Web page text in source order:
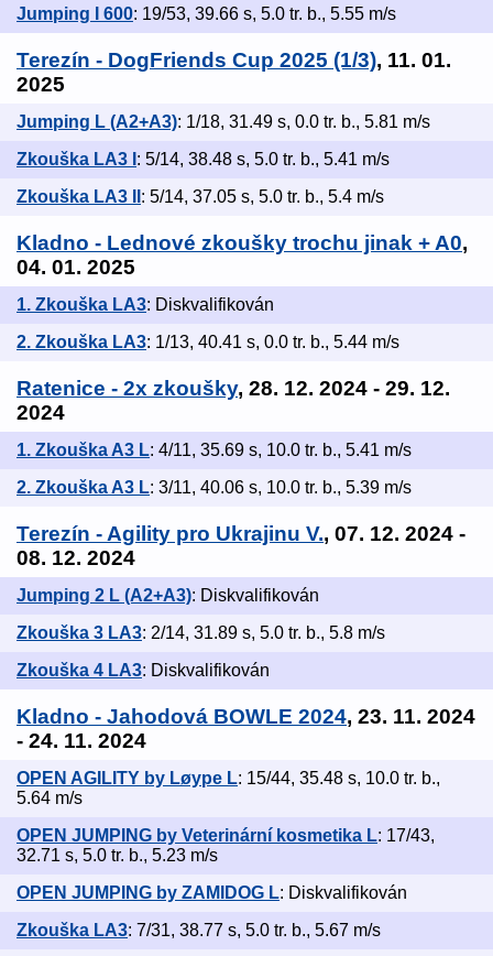
Jumping I 600: 19/53, 39.66 s, 5.0 tr. b., 5.55 m/s
Terezín - DogFriends Cup 2025 (1/3), 11. 01.
2025
Jumping L (A2+A3): 1/18, 31.49 s, 0.0 tr. b., 5.81 m/s
Zkouška LA3 I : 5/14, 38.48 s, 5.0 tr. b., 5.41 m/s
Zkouška LA3 II : 5/14, 37.05 s, 5.0 tr. b., 5.4 m/s
Kladno - Lednové zkoušky trochu jinak + A0,
04. 01. 2025
1. Zkouška LA3: Diskvalifikován
2. Zkouška LA3: 1/13, 40.41 s, 0.0 tr. b., 5.44 m/s
Ratenice - 2x zkoušky, 28. 12. 2024 - 29. 12.
2024
1. Zkouška A3 L: 4/11, 35.69 s, 10.0 tr. b., 5.41 m/s
2. Zkouška A3 L: 3/11, 40.06 s, 10.0 tr. b., 5.39 m/s
Terezín - Agility pro Ukrajinu V., 07. 12. 2024 -
08. 12. 2024
Jumping 2 L (A2+A3): Diskvalifikován
Zkouška 3 LA3: 2/14, 31.89 s, 5.0 tr. b., 5.8 m/s
Zkouška 4 LA3: Diskvalifikován
Kladno - Jahodová BOWLE 2024, 23. 11. 2024
- 24. 11. 2024
OPEN AGILITY by Løype L: 15/44, 35.48 s, 10.0 tr. b.,
5.64 m/s
OPEN JUMPING by Veterinární kosmetika L: 17/43,
32.71 s, 5.0 tr. b., 5.23 m/s
OPEN JUMPING by ZAMIDOG L: Diskvalifikován
Zkouška LA3: 7/31, 38.77 s, 5.0 tr. b., 5.67 m/s